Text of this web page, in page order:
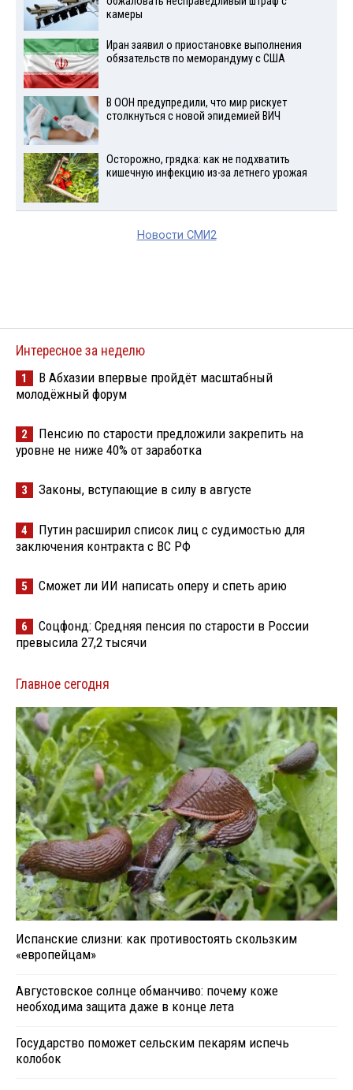
камеры
Иран заявил о приостановке выполнения
обязательств по меморандуму с США
В ООН предупредили, что мир рискует
столкнуться с новой эпидемией ВИЧ
Осторожно, грядка: как не подхватить
кишечную инфекцию из-за летнего урожая
Новости СМИ2
Интересное за неделю
1
В Абхазии впервые пройдёт масштабный
молодёжный форум
2
Пенсию по старости предложили закрепить на
уровне не ниже 40% от заработка
3 Законы, вступающие в силу в августе
4
Путин расширил список лиц с судимостью для
заключения контракта с ВС РФ
5 Сможет ли ИИ написать оперу и спеть арию
6
Соцфонд: Средняя пенсия по старости в России
превысила 27,2 тысячи
Главное сегодня
Испанские слизни: как противостоять скользким
«европейцам»
Августовское солнце обманчиво: почему коже
необходима защита даже в конце лета
Государство поможет сельским пекарям испечь
колобок